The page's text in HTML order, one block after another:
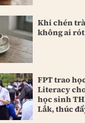
Khi chén
không ai
FPT trao
Literacy
học sinh
Lắk, thúc